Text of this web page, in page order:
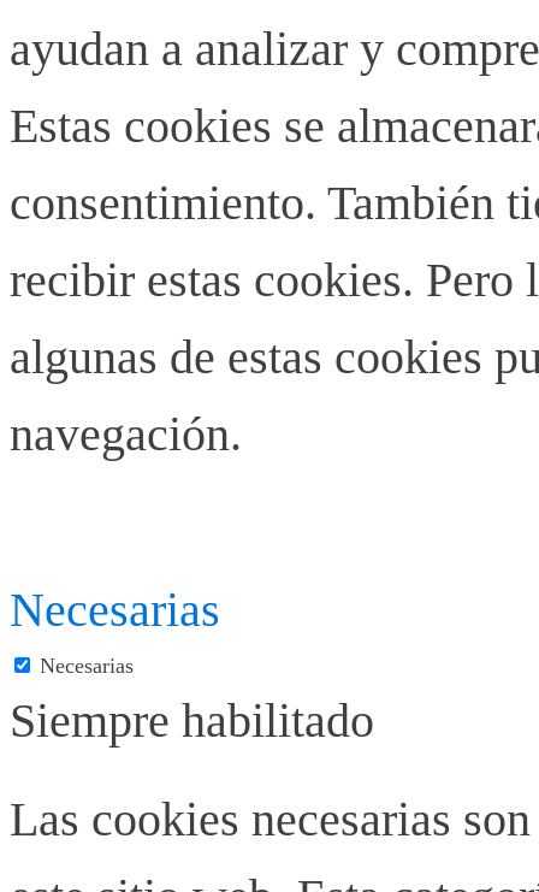
ayudan a analizar y
Estas cookies se
consentimiento. También
recibir estas cookies.
algunas de estas cookies
navegación.
Necesarias
Necesarias
Siempre habilitado
Las cookies necesarias